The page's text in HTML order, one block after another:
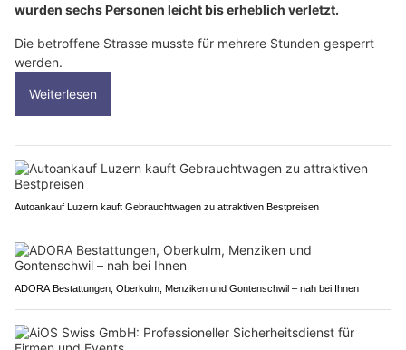
wurden sechs Personen leicht bis erheblich verletzt.
Die betroffene Strasse musste für mehrere Stunden gesperrt
werden.
Weiterlesen
Autoankauf Luzern kauft Gebrauchtwagen zu attraktiven Bestpreisen
ADORA Bestattungen, Oberkulm, Menziken und Gontenschwil – nah bei Ihnen